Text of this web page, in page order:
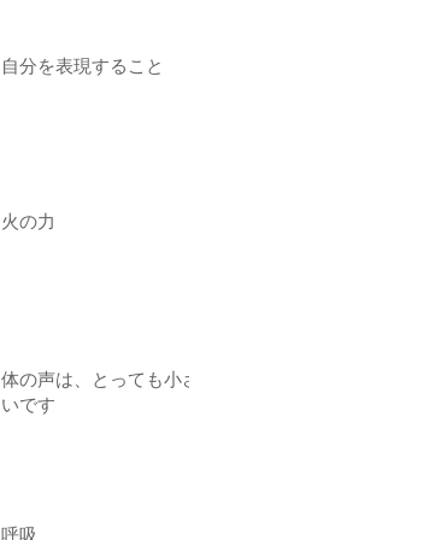
自分を表現すること
火の力
体の声は、とっても小さ
いです
呼吸